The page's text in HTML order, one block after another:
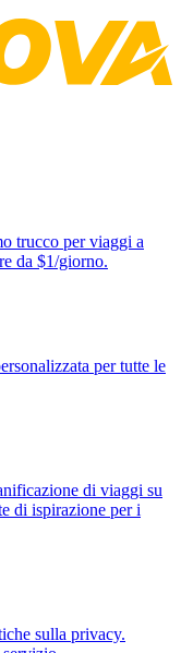
trucco per viaggi a
da $1/giorno.
per tutte le
di viaggi su
di ispirazione per i
sulla privacy.